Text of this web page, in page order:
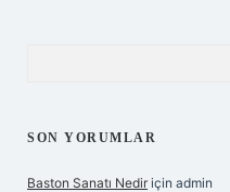
SON YORUMLAR
Baston Sanatı Nedir için admin